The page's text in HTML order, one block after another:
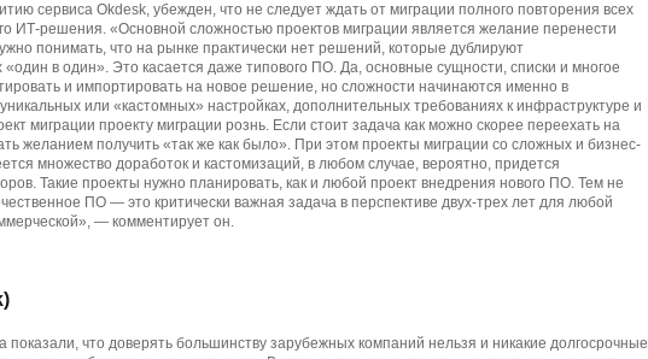
сервиса Okdesk, убежден, что не следует ждать от миграции полного повторения всех
ИТ-решения. «Основной сложностью проектов миграции является желание перенести
понимать, что на рынке практически нет решений, которые дублируют
«один в один». Это касается даже типового ПО. Да, основные сущности, списки и многое
и импортировать на новое решение, но сложности начинаются именно в
или «кастомных» настройках, дополнительных требованиях к инфраструктуре и
миграции проекту миграции рознь. Если стоит задача как можно скорее переехать на
желанием получить «так же как было». При этом проекты миграции со сложных и бизнес-
множество доработок и кастомизаций, в любом случае, вероятно, придется
Такие проекты нужно планировать, как и любой проект внедрения нового ПО. Тем не
ПО — это критически важная задача в перспективе двух-трех лет для любой
— комментирует он.
что доверять большинству зарубежных компаний нельзя и никакие долгосрочные